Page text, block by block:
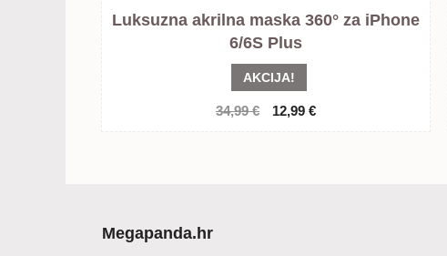
Luksuzna akrilna maska 360° za iPhone
6/6S Plus
AKCIJA!
34,99€
Izvorna
12,99 €Trenutna
Megapanda.hr